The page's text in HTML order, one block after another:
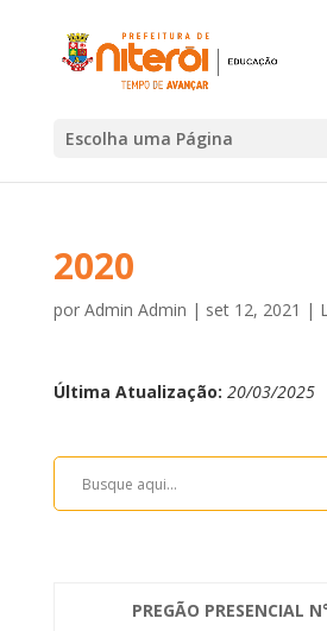
Escolha uma Página
2020
por Admin Admin | set 12, 2021 |
Última Atualização: 20/03/2025
PREGÃO PRESENCIAL